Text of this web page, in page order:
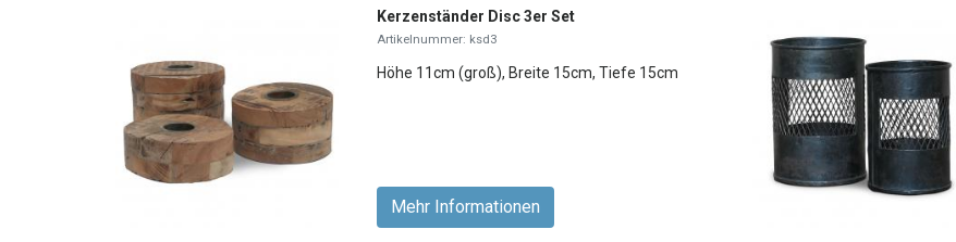
Kerzenständer Disc 3er Set
Artikelnummer: ksd3
Höhe 11cm (groß), Breite 15cm, Tiefe 15cm
Mehr Informationen